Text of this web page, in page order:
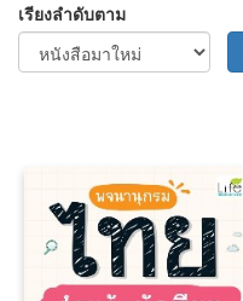
เรียงลำดับตาม